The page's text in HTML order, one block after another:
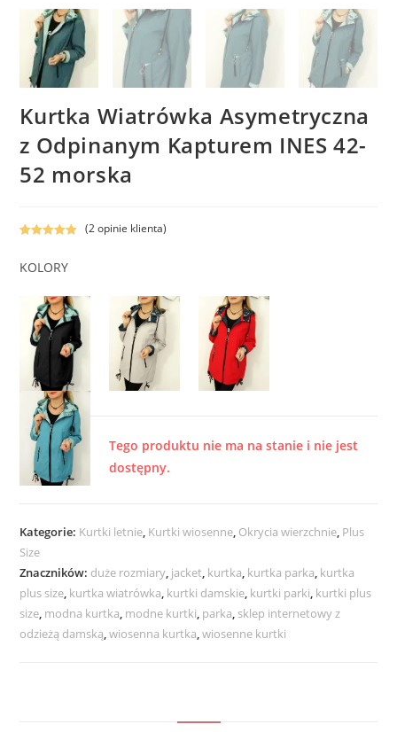
Kurtka Wiatrówka Asymetryczna
z Odpinanym Kapturem INES 42-
52 morska
5.00na 5 na
klientów
(2opinie klienta)
KOLORY
Tego produktu nie ma na stanie i nie jest
dostępny.
Kategorie: Kurtki letnie, Kurtki wiosenne, Okrycia wierzchnie, Plus
Size
Znaczników: duże rozmiary, jacket, kurtka, kurtka parka, kurtka
plus size, kurtka wiatrówka, kurtki damskie, kurtki parki, kurtki plus
size, modna kurtka, modne kurtki, parka, sklep internetowy z
odzieżą damską,wiosenna kurtka,wiosenne kurtki